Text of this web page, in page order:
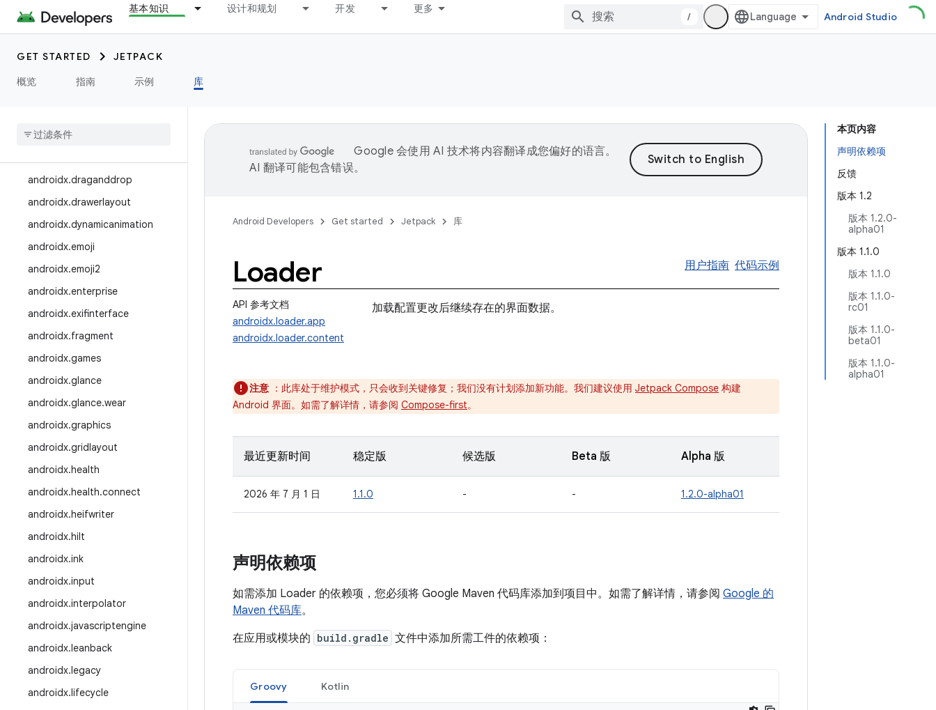
基本知识 设计和规划 开发 更多
/ Android Studio
GET STARTED
JETPACK
概览
指南 示例 库
androidx.credentials.providerev
ents
androidx.customview
androidx.datastore
androidx.draganddrop
androidx.drawerlayout
androidx.dynamicanimation
androidx.emoji
androidx.emoji2
androidx.enterprise
androidx.exifinterface
androidx.fragment
androidx.games
androidx.glance
androidx.glance.wear
androidx.graphics
androidx.gridlayout
androidx.health
androidx.health.connect
androidx.heifwriter
androidx.hilt
androidx.ink
androidx.input
androidx.interpolator
androidx.javascriptengine
androidx.leanback
androidx.legacy
androidx.lifecycle
本页内容
声明依赖项
反馈
版本 1.2
版本 1.2.0-
alpha01
版本 1.1.0
版本 1.1.0
版本 1.1.0-
rc01
版本 1.1.0-
beta01
版本 1.1.0-
alpha01
Google 会使用 AI 技术将内容翻译成您偏好的语言。
AI 翻译可能包含错误。
Android Developers Get started Jetpack 库
Loader 用户指南 代码示例
API 参考文档
androidx.loader.app
androidx.loader.content
加载配置更改后继续存在的界面数据。
注意 ：此库处于维护模式，只会收到关键修复；我们没有计划添加新功能。我们建议使用 Jetpack Compose 构建
Android 界面。如需了解详情，请参阅 Compose-first。
最近更新时间 稳定版 候选版 Beta 版 Alpha 版
2026 年 7 月 1 日 1.1.0 - - 1.2.0-alpha01
声明依赖项
如需添加 Loader 的依赖项，您必须将 Google Maven 代码库添加到项目中。如需了解详情，请参阅 Google 的
Maven 代码库。
在应用或模块的 build.gradle 文件中添加所需工件的依赖项：
Groovy Kotlin